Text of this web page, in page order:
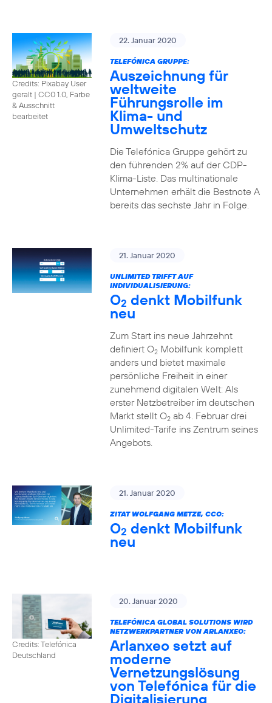
Credits: Pixabay User
geralt | CC0 1.0, Farbe
& Ausschnitt
bearbeitet
22. Januar 2020
TELEFÓNICA GRUPPE:
Auszeichnung für
weltweite
Führungsrolle im
Klima- und
Umweltschutz
Die Telefónica Gruppe gehört zu
den führenden 2% auf der CDP-
Klima-Liste. Das multinationale
Unternehmen erhält die Bestnote A
bereits das sechste Jahr in Folge.
21. Januar 2020
UNLIMITED TRIFFT AUF
INDIVIDUALISIERUNG:
O2 denkt Mobilfunk
neu
Zum Start ins neue Jahrzehnt
definiert O2Mobilfunk komplett
anders und bietet maximale
persönliche Freiheit in einer
zunehmend digitalen Welt: Als
erster Netzbetreiber im deutschen
Markt stellt O2ab 4. Februar drei
Unlimited-Tarife ins Zentrum seines
Angebots.
21. Januar 2020
ZITAT WOLFGANG METZE, CCO:
O2 denkt Mobilfunk
neu
Credits: Telefónica
Deutschland
20. Januar 2020
TELEFÓNICA GLOBAL SOLUTIONS WIRD
NETZWERKPARTNER VON ARLANXEO:
Arlanxeo setzt auf
moderne
Vernetzungslösung
von Telefónica für die
Digitalisierung